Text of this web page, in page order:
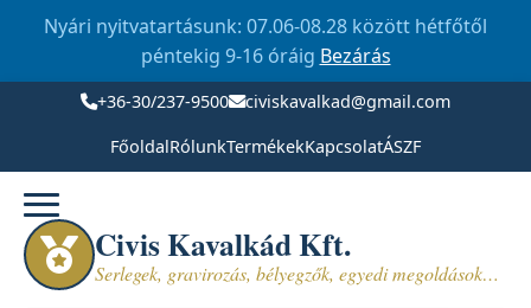
Nyári nyitvatartásunk: 07.06-08.28 között hétfőtől
péntekig 9-16 óráig Bezárás
+36-30/237-9500
civiskavalkad@gmail.com
FőoldalRólunkTermékekKapcsolatÁSZF
Civis Kavalkád Kft.
Serlegek, gravirozás, bélyegzők, egyedi megoldások…